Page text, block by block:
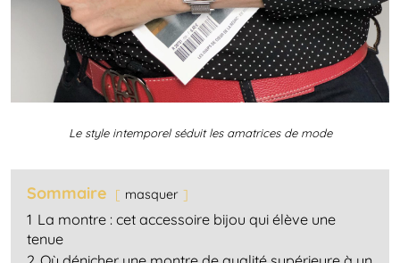
Le style intemporel séduit les amatrices de mode
Sommaire masquer
1 La montre : cet accessoire bijou qui élève une
tenue